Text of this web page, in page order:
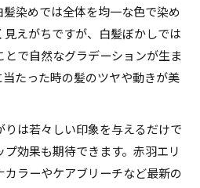
髪染めでは全体を均一な色で染め
えがちですが、白髪ぼかしでは
とで自然なグラデーションが生ま
たった時の髪のツヤや動きが美
りは若々しい印象を与えるだけで
効果も期待できます。赤羽エリ
カラーやケアブリーチなど最新の